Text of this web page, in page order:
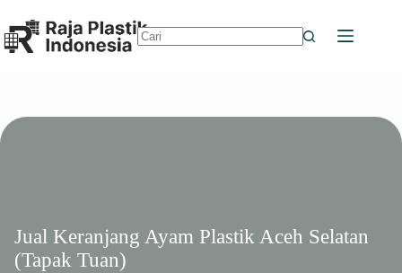
to
content
Jual Keranjang Ayam Plastik Aceh Selatan
(Tapak Tuan)